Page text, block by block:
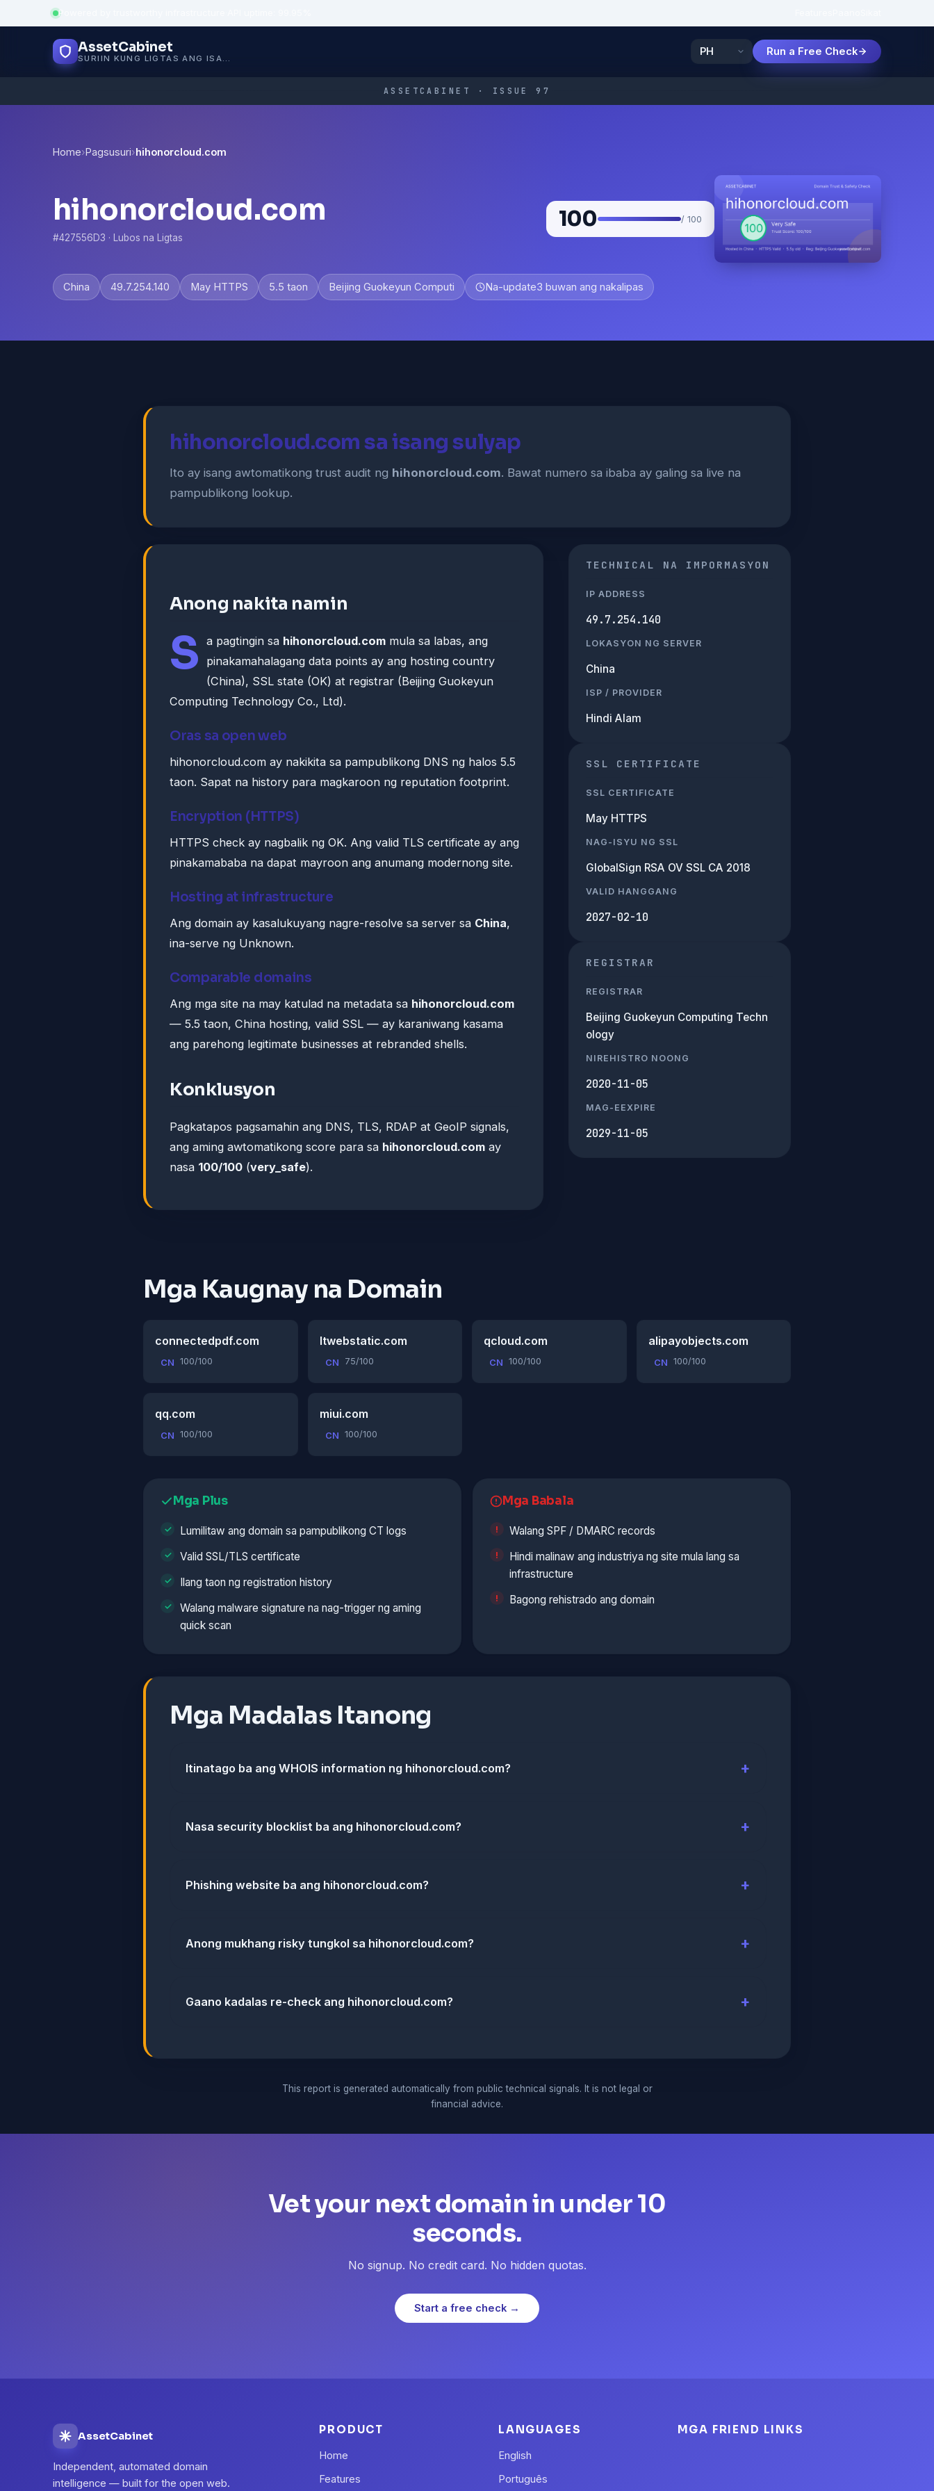
Powered by trustworthy infrastructure
AssetCabinet
SURIIN KUNG LIGTAS ANG ISANG WEBSITE
Run a Free Check
ASSETCABINET · ISSUE 97
Home›Pagsusuri›hihonorcloud.com
hihonorcloud.com
#427556D3 · Lubos na Ligtas
100 / 100
China 49.7.254.140 May HTTPS 5.5 taon Beijing Guokeyun Computi Na-update3 buwan ang nakalipas
hihonorcloud.com sa isang sulyap
Ito ay isang awtomatikong trust audit ng hihonorcloud.com. Bawat numero sa ibaba ay galing sa live na
pampublikong lookup.
Anong nakita namin
S a pagtingin sa hihonorcloud.com mula sa labas, ang
pinakamahalagang data points ay ang hosting country
(China), SSL state (OK) at registrar (Beijing Guokeyun
Computing Technology Co., Ltd).
Oras sa open web
hihonorcloud.com ay nakikita sa pampublikong DNS ng halos 5.5
taon. Sapat na history para magkaroon ng reputation footprint.
Encryption (HTTPS)
HTTPS check ay nagbalik ng OK. Ang valid TLS certificate ay ang
pinakamababa na dapat mayroon ang anumang modernong site.
Hosting at infrastructure
Ang domain ay kasalukuyang nagre-resolve sa server sa China,
ina-serve ng Unknown.
Comparable domains
Ang mga site na may katulad na metadata sa hihonorcloud.com
— 5.5 taon, China hosting, valid SSL — ay karaniwang kasama
ang parehong legitimate businesses at rebranded shells.
Konklusyon
Pagkatapos pagsamahin ang DNS, TLS, RDAP at GeoIP signals,
ang aming awtomatikong score para sa hihonorcloud.com ay
nasa 100/100 (very_safe).
TECHNICAL NA IMPORMASYON
IP ADDRESS
49.7.254.140
LOKASYON NG SERVER
China
ISP / PROVIDER
Hindi Alam
SSL CERTIFICATE
SSL CERTIFICATE
May HTTPS
NAG-ISYU NG SSL
GlobalSign RSA OV SSL CA 2018
VALID HANGGANG
2027-02-10
REGISTRAR
REGISTRAR
Beijing Guokeyun Computing Techn
ology
NIREHISTRO NOONG
2020-11-05
MAG-EEXPIRE
2029-11-05
Mga Kaugnay na Domain
connectedpdf.com
CN 100/100
ltwebstatic.com
CN 75/100
qcloud.com
CN 100/100
alipayobjects.com
CN 100/100
qq.com
CN 100/100
miui.com
CN 100/100
Mga Plus
Lumilitaw ang domain sa pampublikong CT logs
Valid SSL/TLS certificate
Ilang taon ng registration history
Walang malware signature na nag-trigger ng aming
quick scan
Mga Babala
Walang SPF / DMARC records
Hindi malinaw ang industriya ng site mula lang sa
infrastructure
Bagong rehistrado ang domain
Mga Madalas Itanong
Itinatago ba ang WHOIS information ng hihonorcloud.com?
Nasa security blocklist ba ang hihonorcloud.com?
Phishing website ba ang hihonorcloud.com?
Anong mukhang risky tungkol sa hihonorcloud.com?
Gaano kadalas re-check ang hihonorcloud.com?
This report is generated automatically from public technical signals. It is not legal or
financial advice.
Vet your next domain in under 10
seconds.
No signup. No credit card. No hidden quotas.
Start a free check →
AssetCabinet
Independent, automated domain
intelligence — built for the open web.
PRODUCT
Home
Features
LANGUAGES
English
Português
MGA FRIEND LINKS